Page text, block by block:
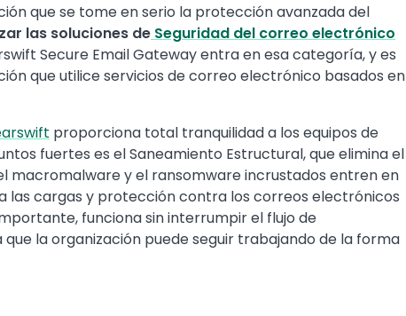
que se tome en serio la protección avanzada del
las soluciones de Seguridad del correo electrónico
Secure Email Gateway entra en esa categoría, y es
que utilice servicios de correo electrónico basados en
proporciona total tranquilidad a los equipos de
fuertes es el Saneamiento Estructural, que elimina el
macromalware y el ransomware incrustados entren en
las cargas y protección contra los correos electrónicos
funciona sin interrumpir el flujo de
que la organización puede seguir trabajando de la forma